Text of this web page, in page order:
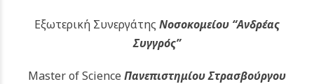
Εξωτερική Συνεργάτης Νοσοκομείου “Ανδρέας
Συγγρός”
Master of Science Πανεπιστημίου Στρασβούργου